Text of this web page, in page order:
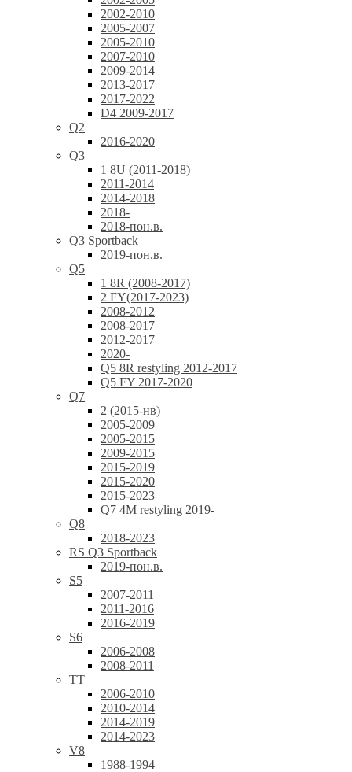
2002-2010
2005-2007
2005-2010
2007-2010
2009-2014
2013-2017
2017-2022
D4 2009-2017
Q2
2016-2020
Q3
1 8U (2011-2018)
2011-2014
2014-2018
2018-
2018-пон.в.
Q3 Sportback
2019-пон.в.
Q5
1 8R (2008-2017)
2 FY(2017-2023)
2008-2012
2008-2017
2012-2017
2020-
Q5 8R restyling 2012-2017
Q5 FY 2017-2020
Q7
2 (2015-нв)
2005-2009
2005-2015
2009-2015
2015-2019
2015-2020
2015-2023
Q7 4M restyling 2019-
Q8
2018-2023
RS Q3 Sportback
2019-пон.в.
S5
2007-2011
2011-2016
2016-2019
S6
2006-2008
2008-2011
TT
2006-2010
2010-2014
2014-2019
2014-2023
V8
1988-1994